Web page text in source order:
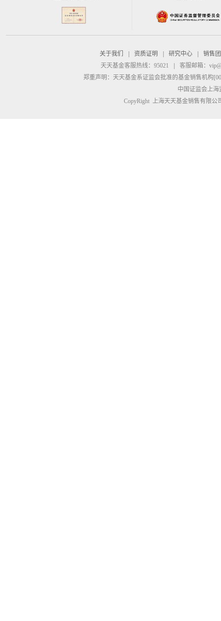
关于我们 资质证明 研究中心
销售
天天基金客服热线：95021
客服邮箱：
郑重声明： 天天基金系证监会批准的基金销售机构
中国证监会上
CopyRight 上海天天基金销售有限